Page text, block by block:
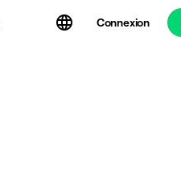
Connexion